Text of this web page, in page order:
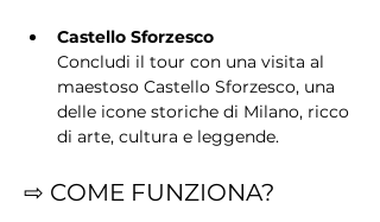
Castello Sforzesco
Concludi il tour con una visita al
maestoso Castello Sforzesco, una
delle icone storiche di Milano, ricco
di arte, cultura e leggende.
⇨ COME FUNZIONA?